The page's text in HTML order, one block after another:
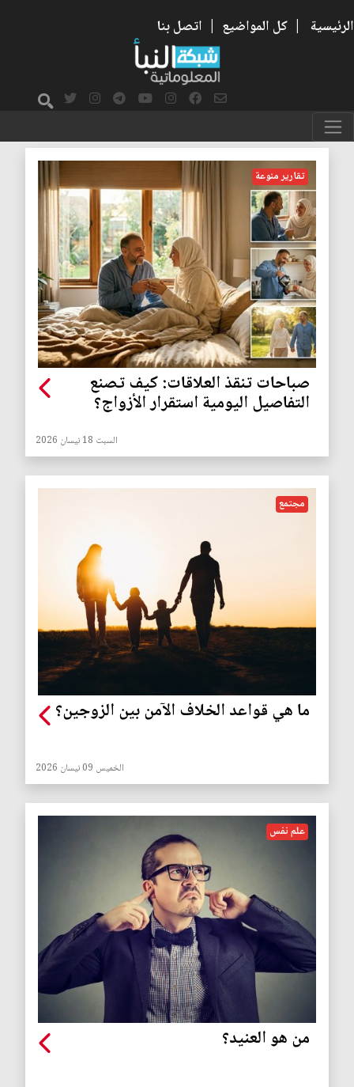
الرئيسية | كل المواضيع | اتصل بنا
التفاهم
تقارير منوعة
صباحات تنقذ العلاقات: كيف تصنع
التفاصيل اليومية استقرار الأزواج؟
السبت 18 نيسان 2026
مجتمع
ما هي قواعد الخلاف الآمن بين الزوجين؟
الخميس 09 نيسان 2026
علم نفس
من هو العنيد؟